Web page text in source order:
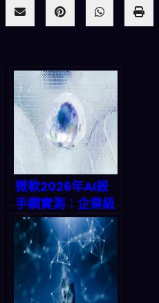
微軟2026年AI殺
手鐧實測：企業級
LLM新戰場對決
Claude的深層布
局